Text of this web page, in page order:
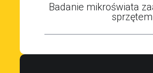
Badanie mikroświata